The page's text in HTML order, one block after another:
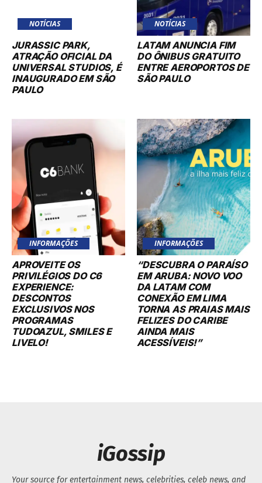
NOTÍCIAS
JURASSIC PARK,
ATRAÇÃO OFICIAL DA
UNIVERSAL STUDIOS, É
INAUGURADO EM SÃO
PAULO
NOTÍCIAS
LATAM ANUNCIA FIM
DO ÔNIBUS GRATUITO
ENTRE AEROPORTOS DE
SÃO PAULO
INFORMAÇÕES
APROVEITE OS
PRIVILÉGIOS DO C6
EXPERIENCE:
DESCONTOS
EXCLUSIVOS NOS
PROGRAMAS
TUDOAZUL, SMILES E
LIVELO!
INFORMAÇÕES
“DESCUBRA O PARAÍSO
EM ARUBA: NOVO VOO
DA LATAM COM
CONEXÃO EM LIMA
TORNA AS PRAIAS MAIS
FELIZES DO CARIBE
AINDA MAIS
ACESSÍVEIS!”
iGossip
Your source for entertainment news, celebrities, celeb news, and